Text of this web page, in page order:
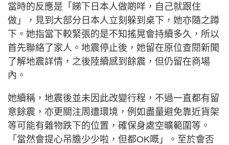
當時的反應是「睇下日本人做啲咩，自己就跟住
做」，見到大部分日本人立刻躲到桌下，她亦隨之蹲
下。她指當下較緊張的是不知搖晃會持續多久，所以
首先聯絡了家人。地震停止後，她留在原位查閱新聞
了解地震詳情，之後陸續感到餘震，但仍留在商場
內。
她續稱，地震後並未因此改變行程，不過一直都有留
意餘震，亦更關注周遭環境，例如盡量避免靠近貨架
等可能有雜物跌下的位置，確保身處空曠範圍等。
「當然會提心吊膽少少啦，但都OK嘅」。至於會否